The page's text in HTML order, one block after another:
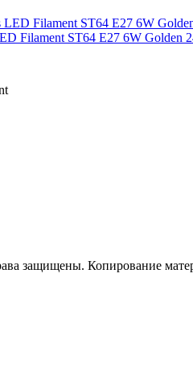
Filament ST64 E27 6W Golden
защищены. Копирование